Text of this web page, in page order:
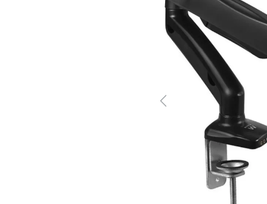
Previous